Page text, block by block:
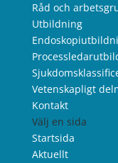
Råd och
Utbildning
Vetenskapligt
Kontakt
Välj en sida
Startsida
Aktuellt